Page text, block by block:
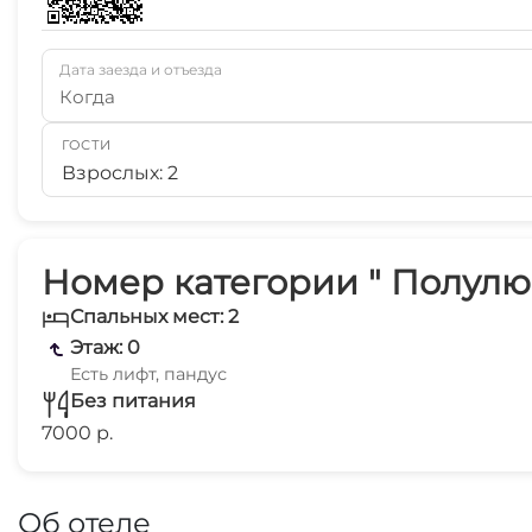
Номер категории "
Спальных мест: 2
Этаж: 0
Есть лифт, пандус
Без питания
7000 р.
Об отеле
Дата заезда и отъезда
Когда
ГОСТИ
Взрослых: 2